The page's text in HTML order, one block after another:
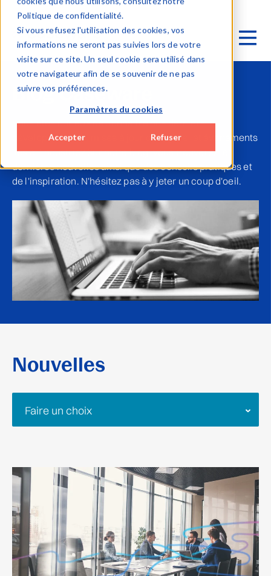
Politique de confidentialité.
Si vous refusez l'utilisation des cookies, vos
informations ne seront pas suivies lors de votre
visite sur ce site. Un seul cookie sera utilisé dans
votre navigateur afin de se souvenir de ne pas
suivre vos préférences.
Paramètres du cookies
Accepter Refuser
Blog Caseware
Vous êtes curieux de connaître nos derniers
développements, mises à jour du logiciel et événements
liés à l'industrie? Sur notre blog, vous trouverez les
dernières nouvelles ainsi que des conseils pratiques et
de l'inspiration. N'hésitez pas à y jeter un coup d'oeil.
Nouvelles